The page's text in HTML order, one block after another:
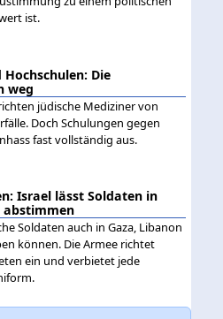
ist.
Die
weg
jüdische Mediziner von
Doch Schulungen gegen
fast vollständig aus.
Israel lässt Soldaten in
abstimmen
Soldaten auch in Gaza, Libanon
können. Die Armee richtet
ein und verbietet jede